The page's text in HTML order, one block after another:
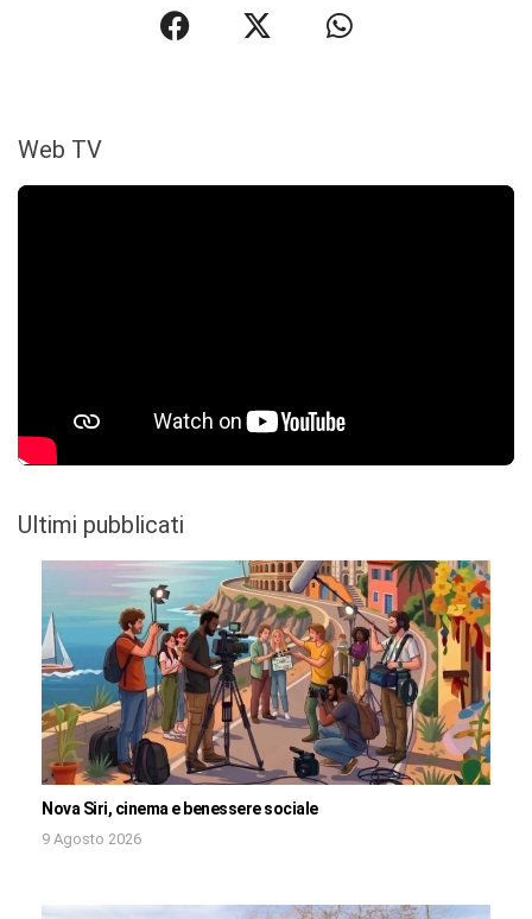
Web TV
Ultimi pubblicati
Nova Siri, cinema e benessere sociale
9 Agosto 2026